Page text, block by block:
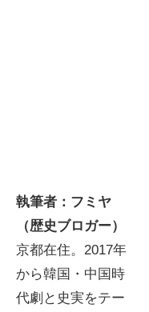
執筆者：フミヤ
（歴史ブロガー）
京都在住。2017年
から韓国・中国時
代劇と史実をテー